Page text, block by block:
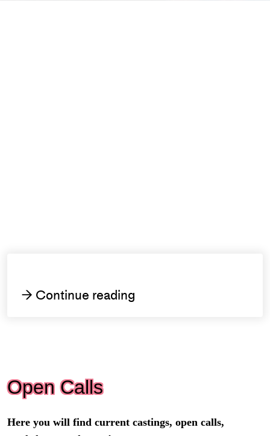
→ Continue reading
Open Calls
Here you will find current castings, open calls,